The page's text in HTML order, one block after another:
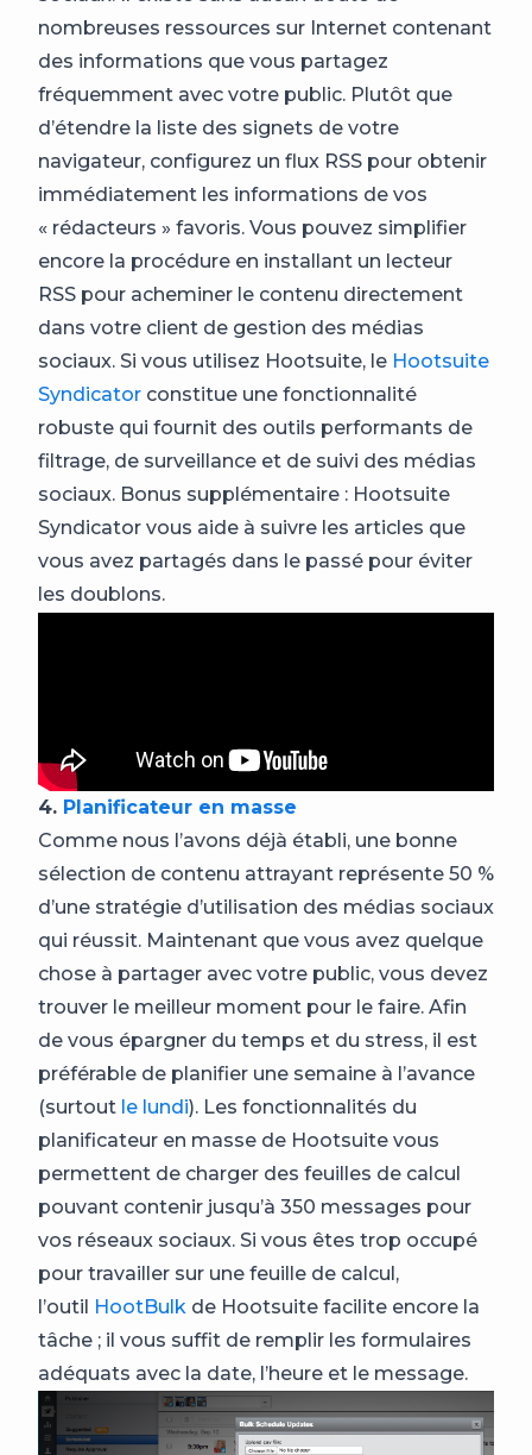
nombreuses ressources sur Internet contenant
des informations que vous partagez
fréquemment avec votre public. Plutôt que
d’étendre la liste des signets de votre
navigateur, configurez un flux RSS pour obtenir
immédiatement les informations de vos
« rédacteurs » favoris. Vous pouvez simplifier
encore la procédure en installant un lecteur
RSS pour acheminer le contenu directement
dans votre client de gestion des médias
sociaux. Si vous utilisez Hootsuite, le Hootsuite
Syndicator constitue une fonctionnalité
robuste qui fournit des outils performants de
filtrage, de surveillance et de suivi des médias
sociaux. Bonus supplémentaire : Hootsuite
Syndicator vous aide à suivre les articles que
vous avez partagés dans le passé pour éviter
les doublons.
4. Planificateur en masse
Comme nous l’avons déjà établi, une bonne
sélection de contenu attrayant représente 50 %
d’une stratégie d’utilisation des médias sociaux
qui réussit. Maintenant que vous avez quelque
chose à partager avec votre public, vous devez
trouver le meilleur moment pour le faire. Afin
de vous épargner du temps et du stress, il est
préférable de planifier une semaine à l’avance
(surtout le lundi). Les fonctionnalités du
planificateur en masse de Hootsuite vous
permettent de charger des feuilles de calcul
pouvant contenir jusqu’à 350 messages pour
vos réseaux sociaux. Si vous êtes trop occupé
pour travailler sur une feuille de calcul,
l’outil HootBulk de Hootsuite facilite encore la
tâche ; il vous suffit de remplir les formulaires
adéquats avec la date, l’heure et le message.